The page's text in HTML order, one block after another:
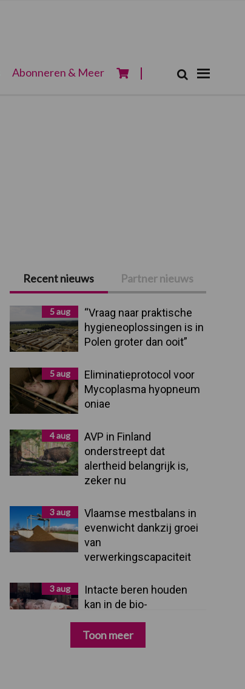
Abonneren & Meer Zoek
Primaire
Sidebar
Recent nieuws Partner nieuws
5 aug
“Vraag naar praktische
hygieneoplossingen is in
Polen groter dan ooit”
5 aug
Eliminatieprotocol voor
Mycoplasma hyopneum
oniae
4 aug
AVP in Finland
onderstreept dat
alertheid belangrijk is,
zeker nu
3 aug
Vlaamse mestbalans in
evenwicht dankzij groei
van
verwerkingscapaciteit
3 aug
Intacte beren houden
kan in de bio-
varkenshouderij, maar
dan moet alles kloppen
Toon meer